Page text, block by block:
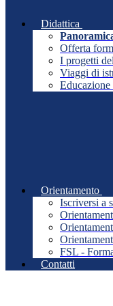
Didattica
Offerta
I progetti
Viaggi di
Educazione
Orientamento
Iscriversi a
FSL -
Contatti